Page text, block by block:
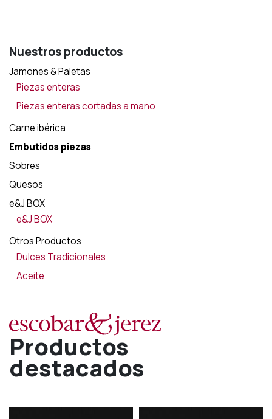
Nuestros productos
Jamones & Paletas
Piezas enteras
Piezas enteras cortadas a mano
Carne ibérica
Embutidos piezas
Sobres
Quesos
e&J BOX
e&J BOX
Otros Productos
Dulces Tradicionales
Aceite
Productos
destacados